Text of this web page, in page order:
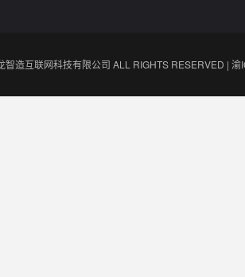
造互联网科技有限公司 ALL RIGHTS RESERVED | 渝